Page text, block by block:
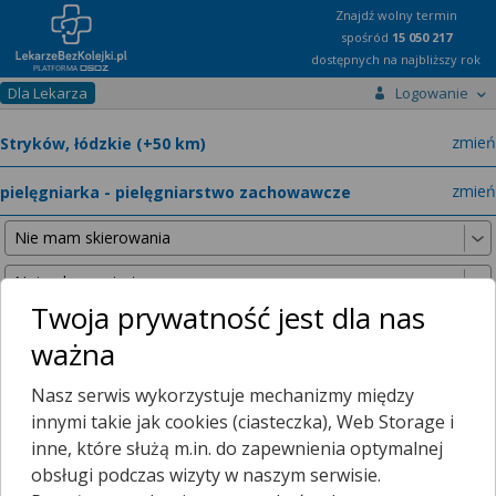
Znajdź wolny termin
spośród 15 050 217
dostępnych na najbliższy rok
Dla Lekarza Logowanie
zmień
zmień
Nie znaleźliśmy żadnych lekarzy w promieniu25 km , dlatego
zwiększyliśmy promień wyszukiwania do
50 km
Twoja prywatność jest dla nas
ważna
Nasz serwis wykorzystuje mechanizmy między
innymi takie jak cookies (ciasteczka), Web Storage i
inne, które służą m.in. do zapewnienia optymalnej
obsługi podczas wizyty w naszym serwisie.